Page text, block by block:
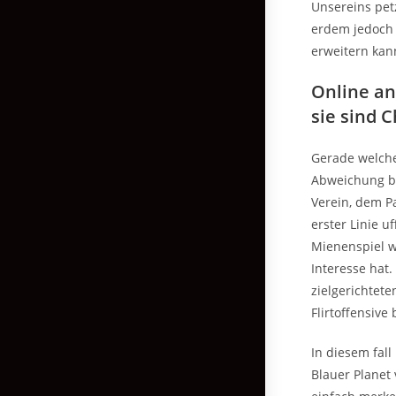
Unsereins
erdem
erweitern
Online
sie sind
Gerade
Abweichung
Verein, dem
erster Linie
Mienenspiel
Interesse
Flirtoffensive
In diesem
Blauer